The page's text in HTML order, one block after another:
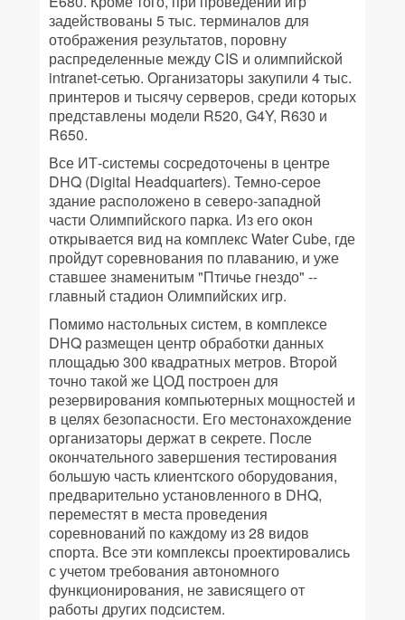
задействованы 5 тыс. терминалов для
отображения результатов, поровну
распределенные между CIS и олимпийской
intranet-сетью. Организаторы закупили 4 тыс.
принтеров и тысячу серверов, среди которых
представлены модели R520, G4Y, R630 и
R650.
Все ИТ-системы сосредоточены в центре
DHQ (Digital Headquarters). Темно-серое
здание расположено в северо-западной
части Олимпийского парка. Из его окон
открывается вид на комплекс Water Cube, где
пройдут соревнования по плаванию, и уже
ставшее знаменитым "Птичье гнездо" --
главный стадион Олимпийских игр.
Помимо настольных систем, в комплексе
DHQ размещен центр обработки данных
площадью 300 квадратных метров. Второй
точно такой же ЦОД построен для
резервирования компьютерных мощностей и
в целях безопасности. Его местонахождение
организаторы держат в секрете. После
окончательного завершения тестирования
большую часть клиентского оборудования,
предварительно установленного в DHQ,
переместят в места проведения
соревнований по каждому из 28 видов
спорта. Все эти комплексы проектировались
с учетом требования автономного
функционирования, не зависящего от
работы других подсистем.